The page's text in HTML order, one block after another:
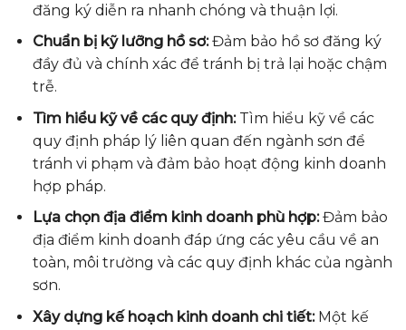
đăng ký diễn ra nhanh chóng và thuận lợi.
Chuẩn bị kỹ lưỡng hồ sơ:Đảm bảo hồ sơ đăng ký
đầy đủ và chính xác để tránh bị trả lại hoặc chậm
trễ.
Tìm hiểu kỹ về các quy định:Tìm hiểu kỹ về các
quy định pháp lý liên quan đến ngành sơn để
tránh vi phạm và đảm bảo hoạt động kinh doanh
hợp pháp.
Lựa chọn địa điểm kinh doanh phù hợp:Đảm bảo
địa điểm kinh doanh đáp ứng các yêu cầu về an
toàn, môi trường và các quy định khác của ngành
sơn.
Xây dựng kế hoạch kinh doanh chi tiết:Một kế